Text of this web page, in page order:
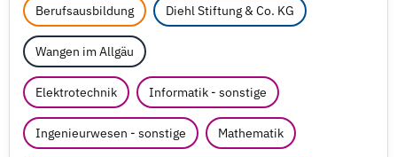
Berufsausbildung Diehl Stiftung & Co. KG
Wangen im Allgäu
Elektrotechnik Informatik - sonstige
Ingenieurwesen - sonstige Mathematik